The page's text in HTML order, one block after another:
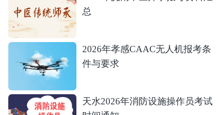
总
2026年孝感CAAC无人机报考条
件与要求
天水2026年消防设施操作员考试